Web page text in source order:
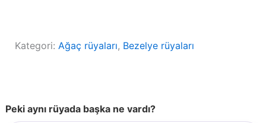
Kategori: Ağaç rüyaları, Bezelye rüyaları
Peki aynı rüyada başka ne vardı?